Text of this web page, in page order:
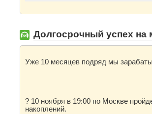
Долгосрочный успех на
Уже 10 месяцев подряд мы
? 10 ноября в 19:00 по Москве
накоплений.